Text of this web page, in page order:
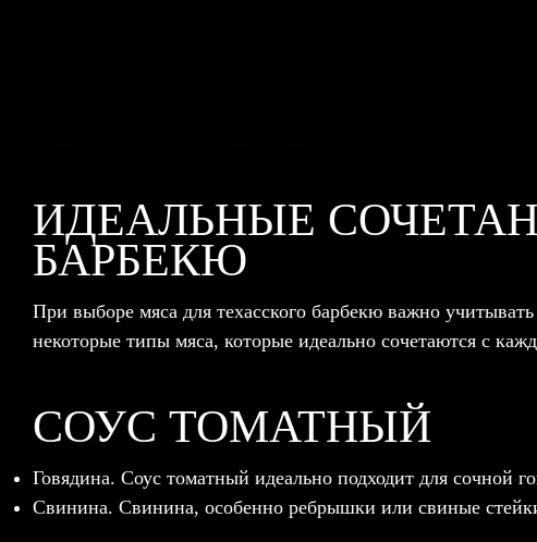
ИДЕАЛЬНЫЕ
БАРБЕКЮ
При выборе мяса для техасского барбекю важно
некоторые типы мяса, которые идеально сочетаются с
СОУС ТОМАТНЫЙ
Говядина. Соус томатный идеально подходит для сочной
Свинина. Свинина, особенно ребрышки или свиные